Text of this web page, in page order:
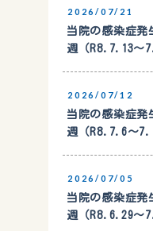
2026/07/21
当院の感染症発
週（R8.7.13〜
2026/07/12
当院の感染症発
週（R8.7.6〜
2026/07/05
当院の感染症発
週（R8.6.29〜